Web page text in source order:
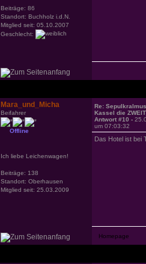
Beiträge: 86
Standort: Buchholz i.d.N.
Mitglied seit: 05.10.2007
Geschlecht:
Mara_und_Micha
Beifahrer
Offline
Ich liebe Leichenwagen!
Beiträge: 138
Standort: Oberhausen
Mitglied seit: 25.03.2009
Re:
Kassel die
Antwort #10 -
um 07:03:32
Das Hotel ist bei